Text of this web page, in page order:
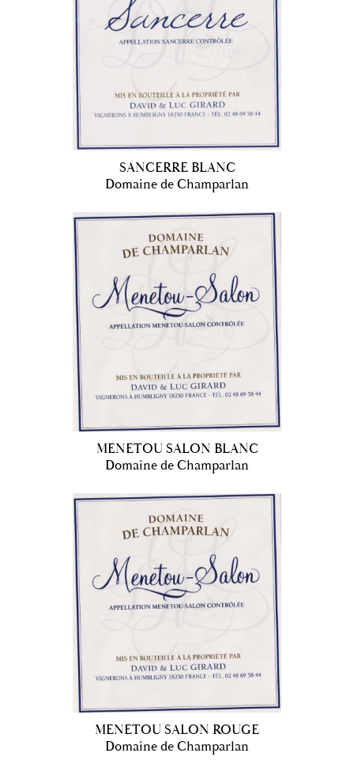
SANCERRE BLANC
Domaine de Champarlan
MENETOU SALON BLANC
Domaine de Champarlan
MENETOU SALON ROUGE
Domaine de Champarlan